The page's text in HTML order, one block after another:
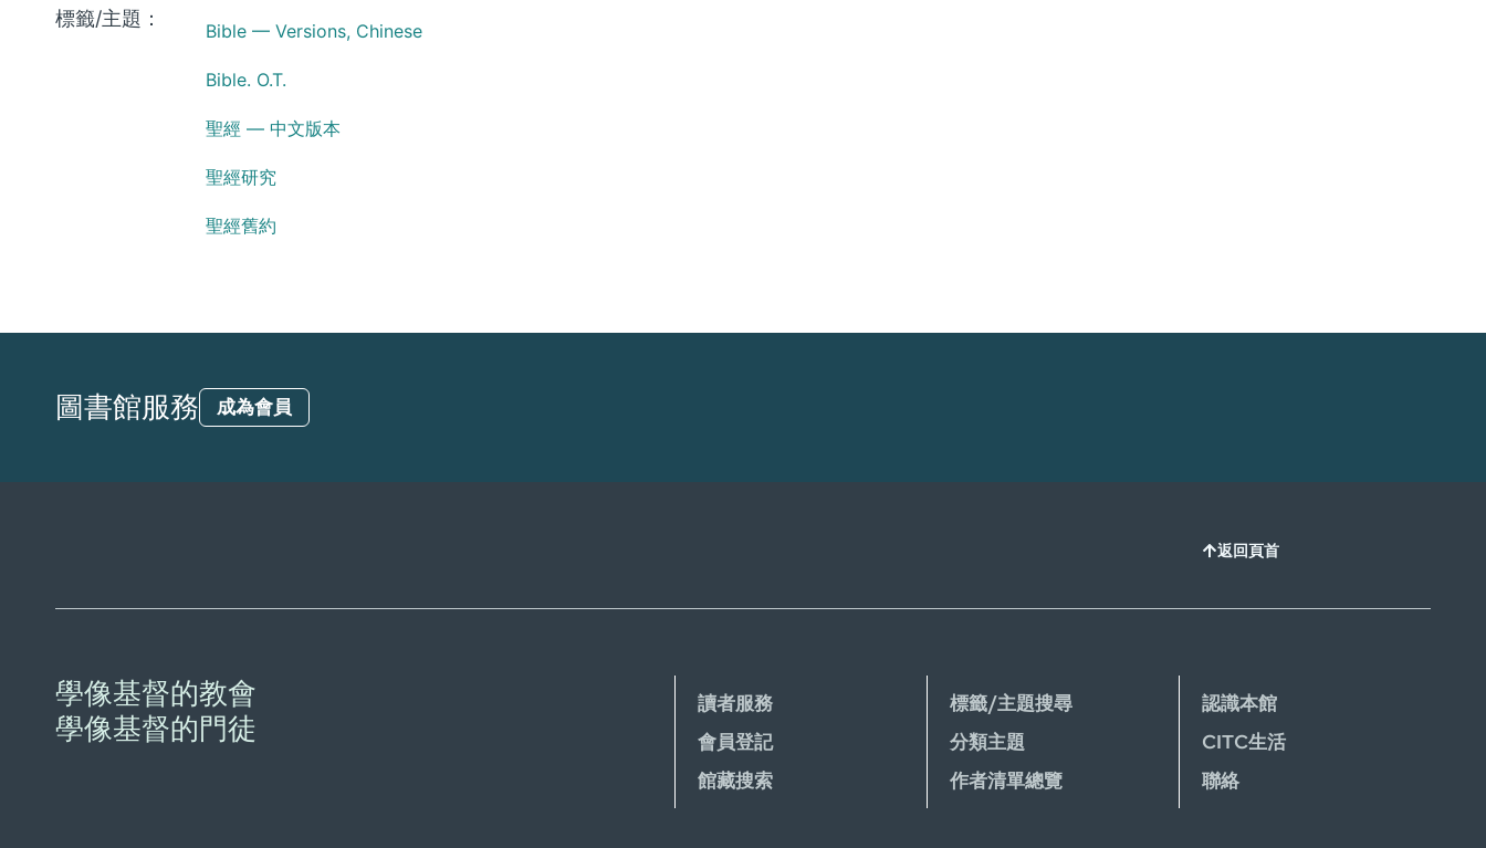
標籤/主題：
Bible — Versions, Chinese
Bible. O.T.
聖經 — 中文版本
聖經研究
聖經舊約
圖書館服務 成為會員
返回頁首
學像基督的教會
學像基督的門徒
讀者服務
會員登記
館藏搜索
標籤/主題搜尋
分類主題
作者清單總覽
認識本館
CITC生活
聯絡